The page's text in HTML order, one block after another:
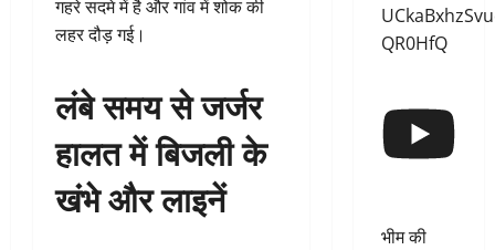
गहरे सदमे में है और गांव में शोक की
लहर दौड़ गई।
लंबे समय से जर्जर
हालत में बिजली के
खंभे और लाइनें
QR0HfQ
भीम की